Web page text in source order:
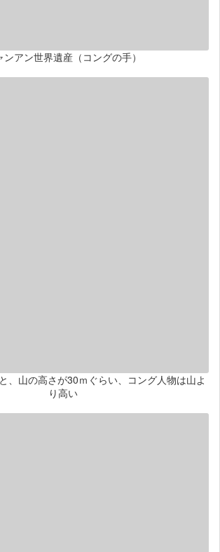
ンアン世界遺産（コングの手）
、山の高さが30ｍぐらい、コング人物は山よ
り高い